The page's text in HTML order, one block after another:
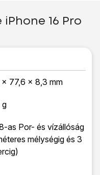
16 Pro
x 77,6 x 8,3 mm
g
as Por- és vízállóság
mélységig és 3